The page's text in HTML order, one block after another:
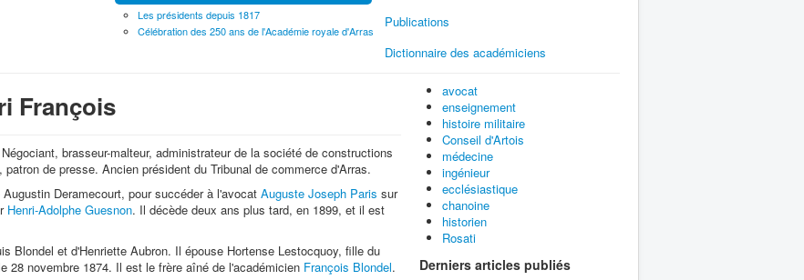
Les présidents depuis 1817
Célébration des 250 ans de l'Académie royale d'Arras
Publications
Dictionnaire des académiciens
François
brasseur-malteur, administrateur de la société de constructions
de presse. Ancien président du Tribunal de commerce d'Arras.
Deramecourt, pour succéder à l'avocat Auguste Joseph Paris sur
Henri-Adolphe Guesnon. Il décède deux ans plus tard, en 1899, et il est
Blondel et d'Henriette Aubron. Il épouse Hortense Lestocquoy, fille du
28 novembre 1874. Il est le frère aîné de l'académicien François Blondel.
avocat
enseignement
histoire militaire
Conseil d'Artois
médecine
ingénieur
ecclésiastique
chanoine
historien
Rosati
Derniers articles publiés